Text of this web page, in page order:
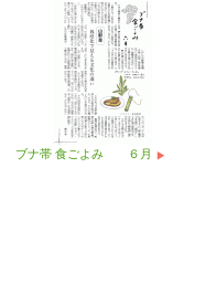
ブナ帯 食ごよみ ６月